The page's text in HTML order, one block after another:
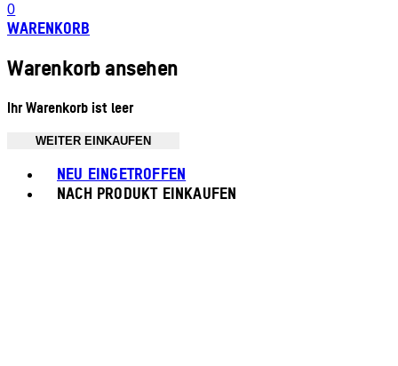
0
WARENKORB
Warenkorb ansehen
Ihr Warenkorb ist leer
WEITER EINKAUFEN
NEU EINGETROFFEN
NACH PRODUKT EINKAUFEN